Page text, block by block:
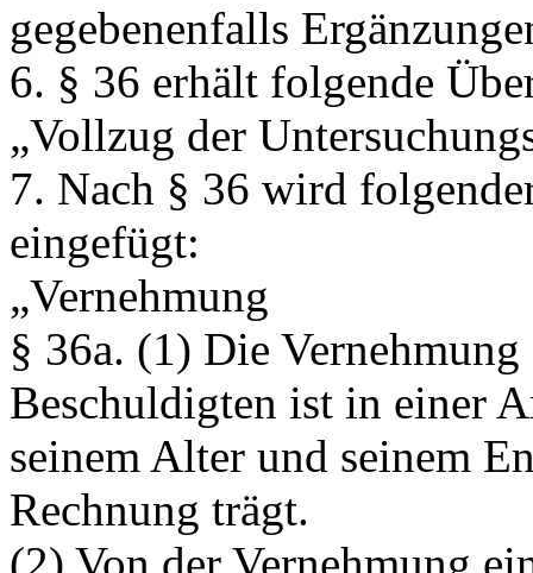
gegebenenfalls
6. § 36 erhält folgende
„Vollzug der
7. Nach § 36 wird
eingefügt:
„Vernehmung
§ 36a. (1) Die
Beschuldigten ist in einer
seinem Alter und seinem
Rechnung trägt.
(2) Von der Vernehmung